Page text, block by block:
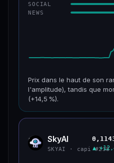
CONFIANCE
SOCIAL
NEWS
Prix dans le haut de son
l'amplitude), tandis que
(+14,5 %).
CAP. MARCHÉ
VAR. 7 J
SKYA SkyAI
SKYAI · capi #238
▲